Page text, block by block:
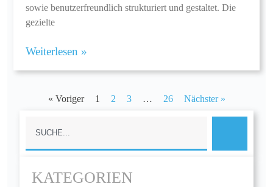
sowie benutzerfreundlich strukturiert und gestaltet. Die
gezielte
Weiterlesen »
« Voriger 1 2 3 … 26 Nächster »
KATEGORIEN